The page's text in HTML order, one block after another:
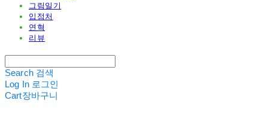
그림일기
입점처
연혁
리뷰
Search 검색
Log In 로그인
Cart장바구니